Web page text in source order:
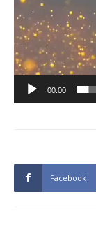
00:00
Facebook